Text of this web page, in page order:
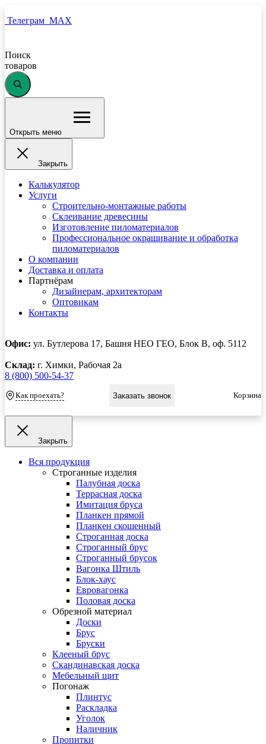
Телеграм MAX
Поиск
товаров
Открыть меню
Закрыть
Калькулятор
Услуги
Строительно-монтажные работы
Склеивание древесины
Изготовление пиломатериалов
Профессиональное окрашивание и обработка
пиломатериалов
О компании
Доставка и оплата
Партнёрам
Дизайнерам, архитекторам
Оптовикам
Контакты
Офис: ул. Бутлерова 17, Башня НЕО ГЕО, Блок В, оф. 5112
Склад: г. Химки, Рабочая 2а
8 (800) 500-54-37
Как проехать? Заказать звонок Корзина
Закрыть
Вся продукция
Строганные изделия
Палубная доска
Террасная доска
Имитация бруса
Планкен прямой
Планкен скошенный
Строганная доска
Строганный брус
Строганный брусок
Вагонка Штиль
Блок-хаус
Евровагонка
Половая доска
Обрезной материал
Доски
Брус
Бруски
Клееный брус
Скандинавская доска
Мебельный щит
Погонаж
Плинтус
Раскладка
Уголок
Наличник
Пропитки